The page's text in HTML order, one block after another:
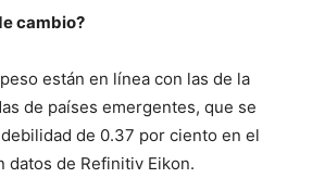
cambio?
están en línea con las de la
de países emergentes, que se
de 0.37 por ciento en el
datos de Refinitiv Eikon.